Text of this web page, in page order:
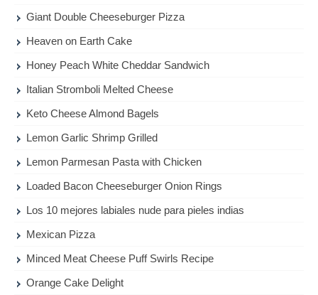
Giant Double Cheeseburger Pizza
Heaven on Earth Cake
Honey Peach White Cheddar Sandwich
Italian Stromboli Melted Cheese
Keto Cheese Almond Bagels
Lemon Garlic Shrimp Grilled
Lemon Parmesan Pasta with Chicken
Loaded Bacon Cheeseburger Onion Rings
Los 10 mejores labiales nude para pieles indias
Mexican Pizza
Minced Meat Cheese Puff Swirls Recipe
Orange Cake Delight